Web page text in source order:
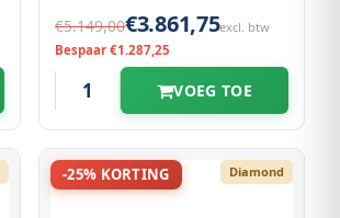
€5.149,00€3.861,75excl. btw
Bespaar €1.287,25
VOEG TOE
-25% KORTING Diamond